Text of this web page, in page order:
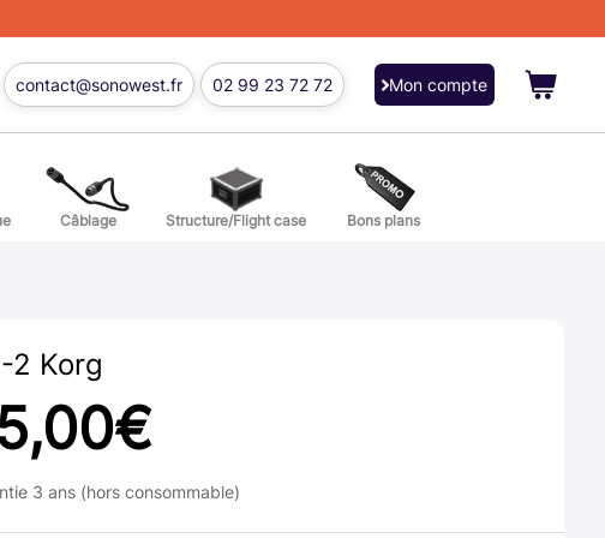
contact@sonowest.fr 02 99 23 72 72 Mon compte
Câblage Structure/Flight case Bons plans
2 Korg
€
3 ans (hors consommable)